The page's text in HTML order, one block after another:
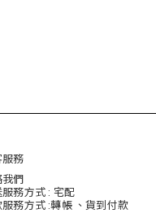
服務
我們
服務方式 : 宅配
服務方式 :轉帳 、貨到付款